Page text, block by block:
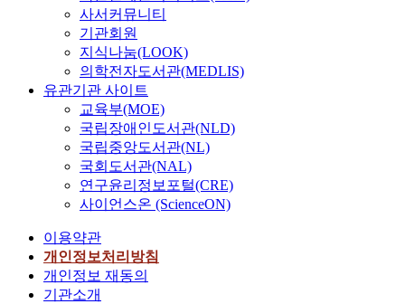
사서커뮤니티
기관회원
지식나눔(LOOK)
의학전자도서관(MEDLIS)
유관기관 사이트
교육부(MOE)
국립장애인도서관(NLD)
국립중앙도서관(NL)
국회도서관(NAL)
연구윤리정보포털(CRE)
사이언스온 (ScienceON)
이용약관
개인정보처리방침
개인정보 재동의
기관소개